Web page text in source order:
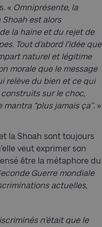
« Omniprésente, la
Shoah est alors
la haine et du rejet de
Tout d’abord l’idée que
naturel et légitime
morale que le message
relève du bien et ce qui
sur le choc,
“plus jamais ça’’. »
la Shoah sont toujours
veut exprimer son
être la métaphore du
Guerre mondiale
actuelles,
n’était que le